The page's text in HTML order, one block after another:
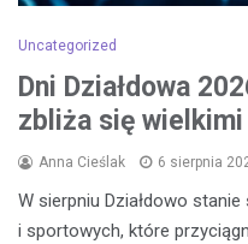
Uncategorized
Dni Działdowa
zbliża się
Anna Cieślak 6 sierpnia
W sierpniu Działdowo
i sportowych, które